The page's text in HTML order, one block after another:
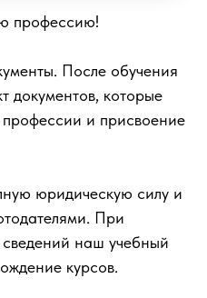
профессию!
После обучения
документов, которые
и присвоение
юридическую силу и
При
наш учебный
курсов.